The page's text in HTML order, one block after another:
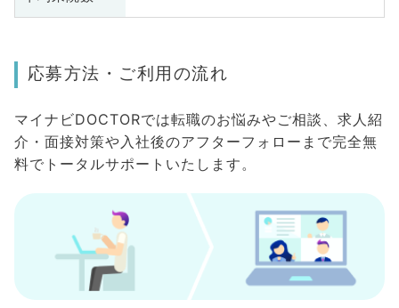
応募方法・ご利用の流れ
マイナビDOCTORでは転職のお悩みやご相談、求人紹
介・面接対策や入社後のアフターフォローまで完全無
料でトータルサポートいたします。